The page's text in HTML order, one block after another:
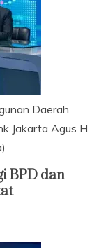
Daerah
Jakarta Agus H
BPD dan